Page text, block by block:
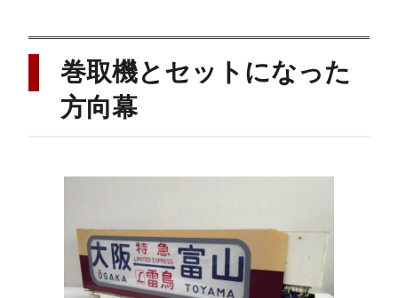
巻取機とセットになった
方向幕